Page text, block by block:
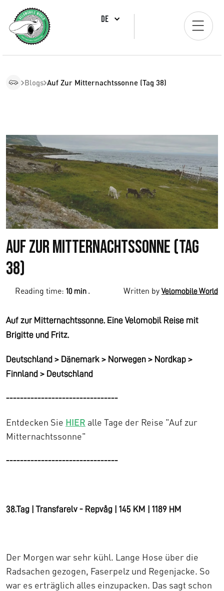
DE
Blogs Auf Zur Mitternachtssonne (Tag 38)
Auf zur Mitternachtssonne (Tag
38)
Reading time: 10 min . Written byVelomobile World
Auf zur Mitternachtssonne. Eine Velomobil Reise mit
Brigitte und Fritz.
Deutschland > Dänemark > Norwegen > Nordkap >
Finnland > Deutschland
--------------------------------
Entdecken Sie HIER alle Tage der Reise "Auf zur
Mitternachtssonne"
--------------------------------
38.Tag | Transfarelv - Repvåg | 145 KM | 1189 HM
Der Morgen war sehr kühl. Lange Hose über die
Radsachen gezogen, Faserpelz und Regenjacke. So
war es erträglich alles einzupacken. Das sagt schon